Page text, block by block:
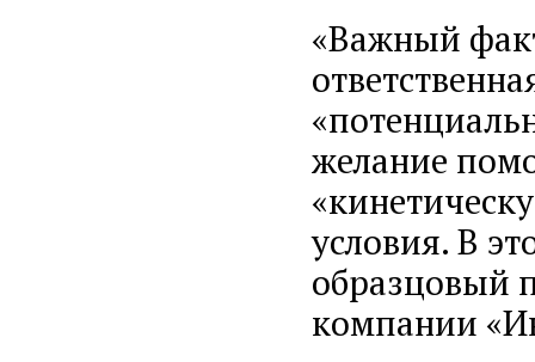
«Важный
желание
условия. В
образцовый
компании